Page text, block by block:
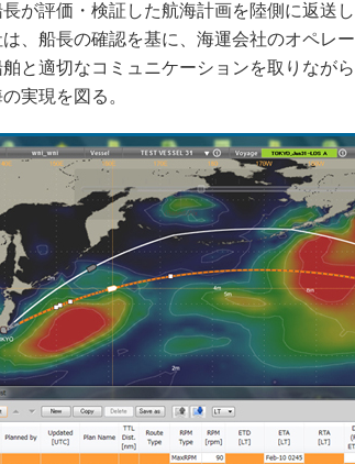
が評価・検証した航海計画を陸側に返送
、船長の確認を基に、海運会社のオペレ
舶と適切なコミュニケーションを取りなが
実現を図る。